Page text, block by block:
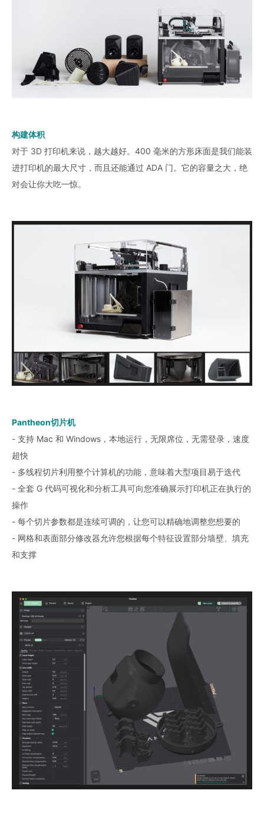
构建体积
对于 3D 打印机来说，越大越好。400 毫米的方形床面是我们能装
进打印机的最大尺寸，而且还能通过 ADA 门。它的容量之大，绝
对会让你大吃一惊。
Pantheon切片机
- 支持 Mac 和 Windows，本地运行，无限席位，无需登录，速度
超快
- 多线程切片利用整个计算机的功能，意味着大型项目易于迭代
- 全套 G 代码可视化和分析工具可向您准确展示打印机正在执行的
操作
- 每个切片参数都是连续可调的，让您可以精确地调整您想要的
- 网格和表面部分修改器允许您根据每个特征设置部分墙壁、填充
和支撑